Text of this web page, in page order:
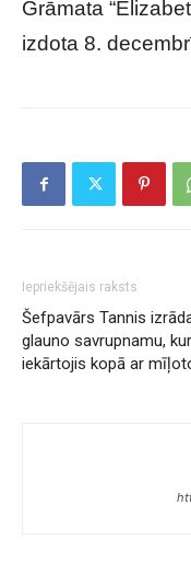
Grāmata
izdota 8.
Iepriekšējais raksts
Šefpavārs Tannis
glauno savrupnamu,
iekārtojis kopā ar